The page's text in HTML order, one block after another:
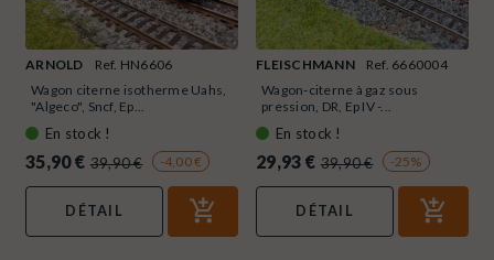
ARNOLD
Ref. HN6606
Wagon citerne isotherme Uahs,
"Algeco", Sncf, Ep...
En stock !
35,90 € 39,90 € -4,00 €
DÉTAIL
FLEISCHMANN
Ref. 6660004
Wagon-citerne à gaz sous
pression, DR, Ep IV -...
En stock !
29,93 € 39,90 € -25%
DÉTAIL